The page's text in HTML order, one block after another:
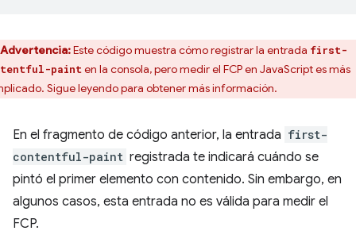
Advertencia:Este código muestra cómo registrar la entrada first-
painten la consola, pero medir el FCP en JavaScript es más
Sigue leyendo para obtener más información.
En el fragmento de código anterior, la entrada first-
contentful-paint registrada te indicará cuándo se
pintó el primer elemento con contenido. Sin embargo, en
algunos casos, esta entrada no es válida para medir el
FCP.